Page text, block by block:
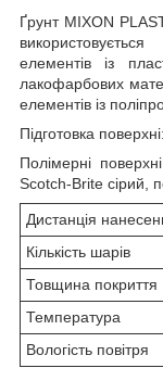
Ґрунт MIXON
елементів із
лакофарбових
елементів із
Підготовка поверхні:
Полімерні
Scotch-Brite сірий,
Дистанція
Кількість шарів
Товщина покриття
Температура
Вологість повітря